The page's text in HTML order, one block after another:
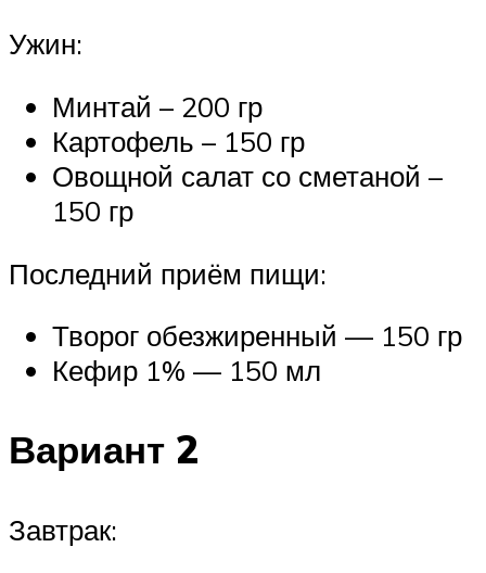
Ужин:
Минтай – 200 гр
Картофель – 150 гр
Овощной салат со сметаной –
150 гр
Последний приём пищи:
Творог обезжиренный — 150 гр
Кефир 1% — 150 мл
Вариант 2
Завтрак: